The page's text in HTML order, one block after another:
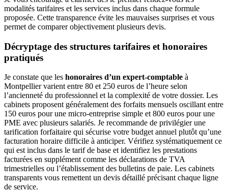
modalités tarifaires et les services inclus dans chaque formule
proposée. Cette transparence évite les mauvaises surprises et vous
permet de comparer objectivement plusieurs devis.
Décryptage des structures tarifaires et honoraires
pratiqués
Je constate que les honoraires d’un expert-comptable à
Montpellier varient entre 80 et 250 euros de l’heure selon
l’ancienneté du professionnel et la complexité de votre dossier. Les
cabinets proposent généralement des forfaits mensuels oscillant entre
150 euros pour une micro-entreprise simple et 800 euros pour une
PME avec plusieurs salariés. Je recommande de privilégier une
tarification forfaitaire qui sécurise votre budget annuel plutôt qu’une
facturation horaire difficile à anticiper. Vérifiez systématiquement ce
qui est inclus dans le tarif de base et identifiez les prestations
facturées en supplément comme les déclarations de TVA
trimestrielles ou l’établissement des bulletins de paie. Les cabinets
transparents vous remettent un devis détaillé précisant chaque ligne
de service.